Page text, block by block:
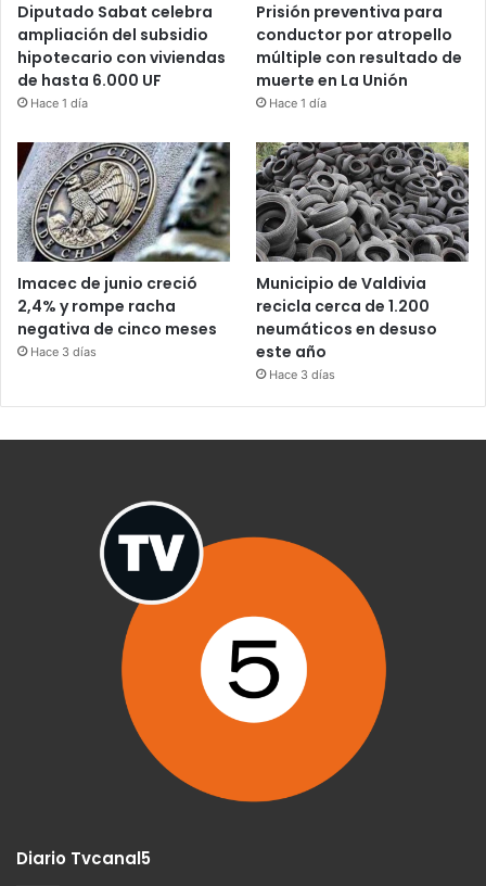
Diputado Sabat celebra
ampliación del subsidio
hipotecario con viviendas
de hasta 6.000 UF
Hace 1 día
Prisión preventiva para
conductor por atropello
múltiple con resultado de
muerte en La Unión
Hace 1 día
Imacec de junio creció
2,4% y rompe racha
negativa de cinco meses
Hace 3 días
Municipio de Valdivia
recicla cerca de 1.200
neumáticos en desuso
este año
Hace 3 días
Diario Tvcanal5